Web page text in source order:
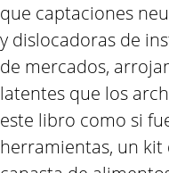
que captaciones
y dislocadoras de
de mercados,
latentes que los
este libro como si
herramientas, un kit